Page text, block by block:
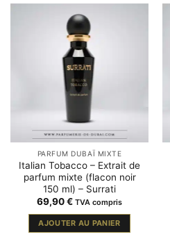
PARFUM DUBAÏ MIXTE
Italian Tobacco – Extrait de
parfum mixte (flacon noir
150 ml) – Surrati
69,90€ TVA compris
AJOUTER AU PANIER